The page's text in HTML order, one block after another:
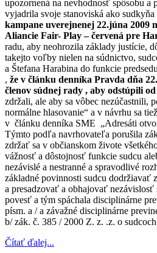
upozornená na nevhodnosť spôsobu a
vyjadrila svoje stanoviská ako sudkyňa
kampane uverejnenej 22.júna 2009
Aliancie Fair- Play – červená pre
radu, aby neohrozila základy justície,
takejto voľby nielen na súdnictvo,
a Štefana Harabina do funkcie
, že v článku denníka Pravda dňa
členov súdnej rady , aby odstúpili
zdržali, ale aby sa vôbec nezúčastnili,
normálne hlasovanie“ a v návrhu sa
v článku denníka SME „Adresáti
Týmto podľa navrhovateľa porušila
zdržať sa v občianskom živote
vážnosť a dôstojnosť funkcie sudcu
nezávislé a nestranné a spravodlivé
základné povinnosti sudcu dodržiavať
a presadzovať a obhajovať nezávislosť
povesť a tým spáchala disciplinárne
písm. a / a závažné disciplinárne
b/ zák. č. 385 / 2000 Z. z. .z. o
Čítať ďalej...